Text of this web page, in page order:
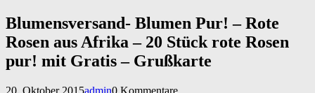
Blumensversand- Blumen Pur! – Rote
Rosen aus Afrika – 20 Stück rote Rosen
pur! mit Gratis – Grußkarte
20. Oktober 2015admin0 Kommentare